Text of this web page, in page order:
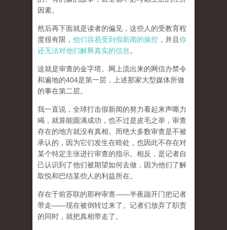
因素。
然后再下面就是读者的偏见，这些人的受教育程
度很有限， 他们容易受到假新闻的操控 ，并且 你
还无法对他们解释真实的信息 。
这就是审查的金字塔。网上流出来的网信办禁令
和遍地的404是第一层，上述那家大型媒体所做
的事在第二层。
我一直说，全球打击假新闻的努力看起来声嘶力
竭，就算能圆满成功，也不过是皮毛之举，审查
存在的地方就没有真相。而绝大多数审查是不被
承认的，因为它们发生在暗处，也因此不存在对
某个特定主张进行审查的指示。相反，是记者自
己认识到了他们被期望如何去做，因为他们了解
取悦和巴结某些人的利益所在。
存在于前苏联的那种审查——半夜踹开门把记者
带走——现在被倒转过来了。记者们放弃了职责
的同时，就把真相带走了。